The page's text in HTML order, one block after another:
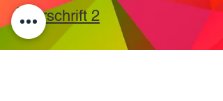
Überschrift 2